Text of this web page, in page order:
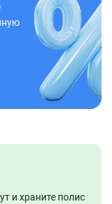
и храните полис